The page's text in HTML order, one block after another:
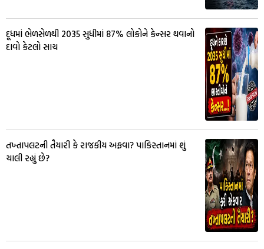
દૂધમાં ભેળસેળથી 2035 સુધીમાં 87% લોકોને કેન્સર થવાનો
દાવો કેટલો સાચ
તખ્તાપલટની તૈયારી કે રાજકીય અફવા? પાકિસ્તાનમાં શું
ચાલી રહ્યું છે?